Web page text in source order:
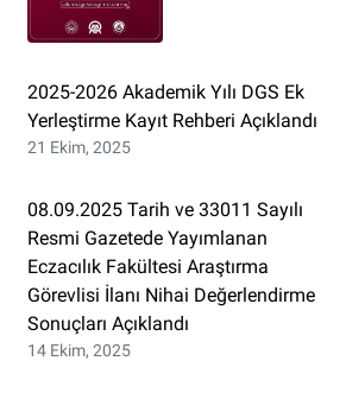
2025-2026 Akademik Yılı DGS Ek
Yerleştirme Kayıt Rehberi Açıklandı
21 Ekim, 2025
08.09.2025 Tarih ve 33011 Sayılı
Resmi Gazetede Yayımlanan
Eczacılık Fakültesi Araştırma
Görevlisi İlanı Nihai Değerlendirme
Sonuçları Açıklandı
14 Ekim, 2025